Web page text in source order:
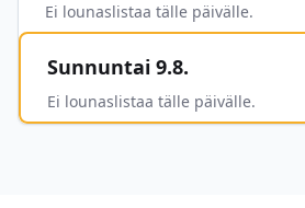
Ei lounaslistaa tälle päivälle.
Sunnuntai 9.8.
Ei lounaslistaa tälle päivälle.